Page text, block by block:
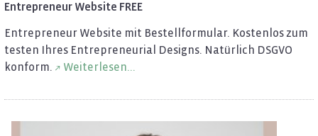
En­tre­pre­neur Web­site FREE
En­tre­pre­neur Web­site mit Be­stell­for­mu­lar. Kos­ten­los zum
tes­ten Ihres En­tre­pre­neu­ri­al De­signs. Na­tür­lich DSGVO
kon­form.
Wei­ter­le­sen...